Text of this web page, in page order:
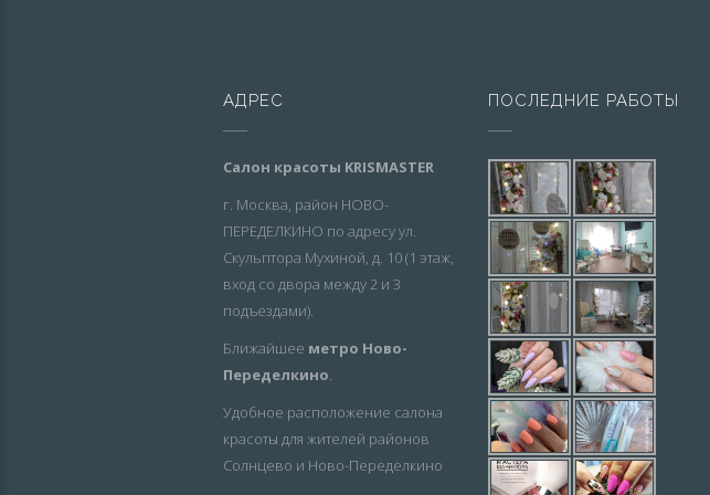
АДРЕС
Салон красоты KRISMASTER
г. Москва, район НОВО-
ПЕРЕДЕЛКИНО по адресу ул.
Скульптора Мухиной, д. 10 (1 этаж,
вход со двора между 2 и 3
подъездами).
Ближайшее метро Ново-
Переделкино.
Удобное расположение салона
красоты для жителей районов
Солнцево и Ново-Переделкино
ПОСЛЕДНИЕ РАБОТЫ